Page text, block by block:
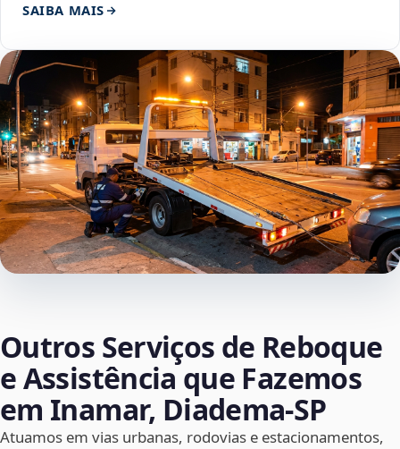
SAIBA MAIS
Outros Serviços de Reboque
e Assistência que Fazemos
em Inamar, Diadema‑SP
Atuamos em vias urbanas, rodovias e estacionamentos,